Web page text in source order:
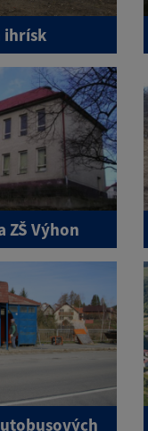
ihrísk
ZŠ Výhon